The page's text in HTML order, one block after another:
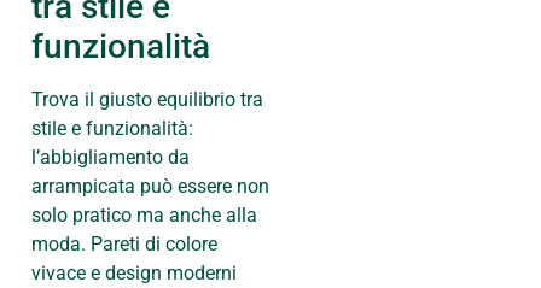
funzionalità
Trova il giusto equilibrio tra
stile e funzionalità:
l’abbigliamento da
arrampicata può essere non
solo pratico ma anche alla
moda. Pareti di colore
vivace e design moderni